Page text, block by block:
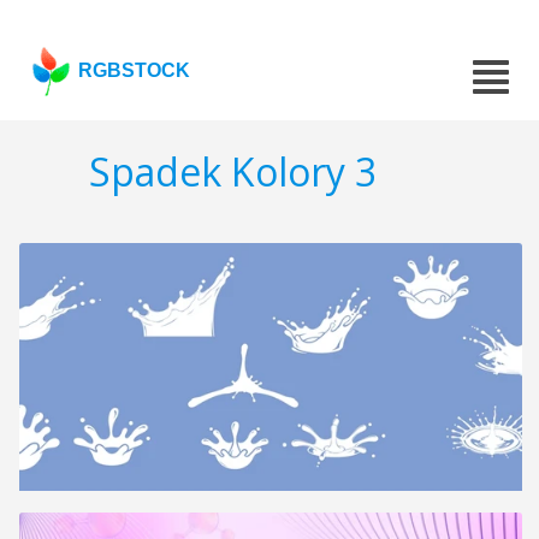
RGBSTOCK
Spadek Kolory 3